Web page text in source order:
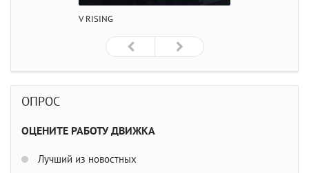
V RISING
ОПРОС
ОЦЕНИТЕ РАБОТУ ДВИЖКА
Лучший из новостных